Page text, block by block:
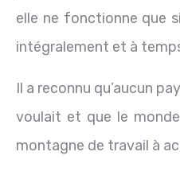
elle ne fonctionne que
intégralement et à
Il a reconnu qu’aucun
voulait et que le
montagne de travail à